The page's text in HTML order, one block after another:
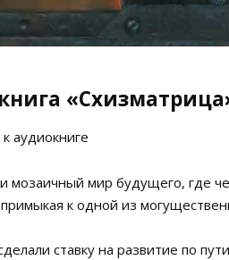
аудиокниге
мозаичный мир будущего, где
к одной из
ставку на развитие по